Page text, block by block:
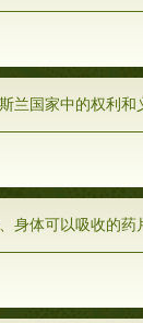
国家中的权利和义务
身体可以吸收的药